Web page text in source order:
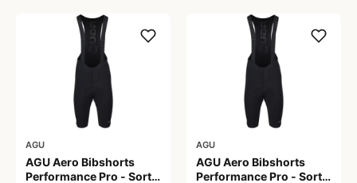
AGU
AGU Aero Bibshorts
Performance Pro - Sort -
AGU
AGU Aero Bibshorts
Performance Pro - Sort -